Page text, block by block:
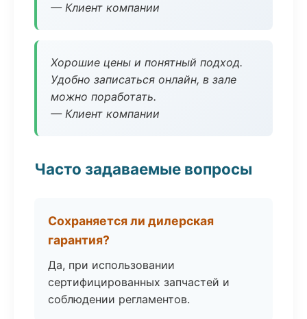
— Клиент компании
Хорошие цены и понятный подход.
Удобно записаться онлайн, в зале
можно поработать.
— Клиент компании
Часто задаваемые вопросы
Сохраняется ли дилерская
гарантия?
Да, при использовании
сертифицированных запчастей и
соблюдении регламентов.